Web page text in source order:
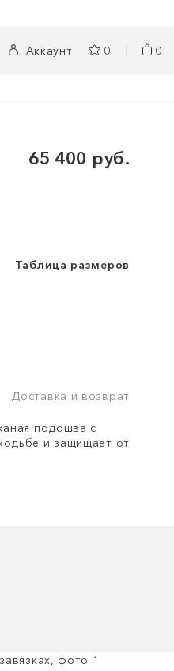
Аккаунт 0 0
65 400 руб.
Таблица размеров
Доставка и возврат
подошва с
и защищает от